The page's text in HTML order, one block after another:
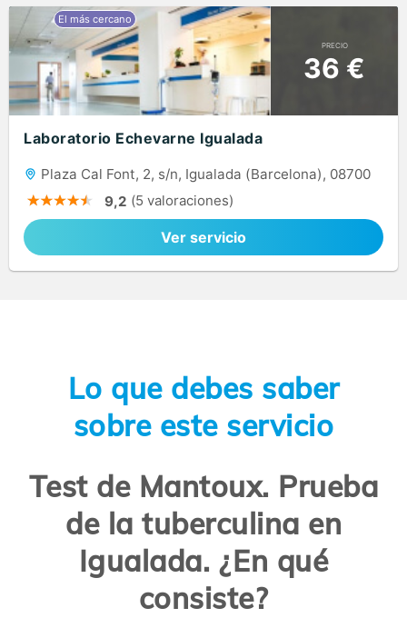
PRECIO
36 €
Laboratorio Echevarne Igualada
Plaza Cal Font, 2, s/n, Igualada (Barcelona), 08700
9,2 (5 valoraciones)
Ver servicio
Lo que debes saber
sobre este servicio
Test de Mantoux. Prueba
de la tuberculina en
Igualada. ¿En qué
consiste?